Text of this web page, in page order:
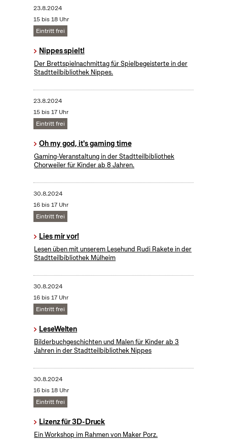
23.8.2024
15 bis 18 Uhr
Eintritt frei
Nippes spielt!
Der Brettspielnachmittag für Spielbegeisterte in der
Stadtteilbibliothek Nippes.
23.8.2024
15 bis 17 Uhr
Eintritt frei
Oh my god, it's gaming time
Gaming-Veranstaltung in der Stadtteilbibliothek
Chorweiler für Kinder ab 8 Jahren.
30.8.2024
16 bis 17 Uhr
Eintritt frei
Lies mir vor!
Lesen üben mit unserem Lesehund Rudi Rakete in der
Stadtteilbibliothek Mülheim
30.8.2024
16 bis 17 Uhr
Eintritt frei
LeseWelten
Bilderbuchgeschichten und Malen für Kinder ab 3
Jahren in der Stadtteilbibliothek Nippes
30.8.2024
16 bis 18 Uhr
Eintritt frei
Lizenz für 3D-Druck
Ein Workshop im Rahmen von Maker Porz.